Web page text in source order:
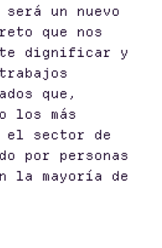
un nuevo
que nos
dignificar y
que,
los más
el sector de
por personas
la mayoría de